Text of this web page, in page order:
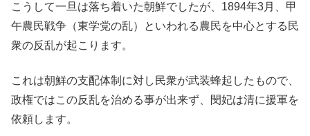
こうして一旦は落ち着いた朝鮮でしたが、1894年3月、甲
午農民戦争（東学党の乱）といわれる農民を中心とする民
衆の反乱が起こります。
これは朝鮮の支配体制に対し民衆が武装蜂起したもので、
政権ではこの反乱を治める事が出来ず、閔妃は清に援軍を
依頼します。